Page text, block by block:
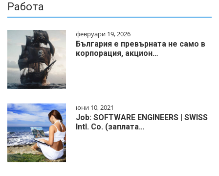
Работа
февруари 19, 2026
България е превърната не само в
корпорация, акцион…
юни 10, 2021
Job: SOFTWARE ENGINEERS | SWISS
Intl. Co. (заплата…